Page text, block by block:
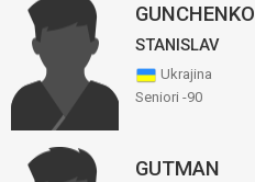
GUNCHENKO
STANISLAV
Ukrajina
Seniori -90
GUTMAN